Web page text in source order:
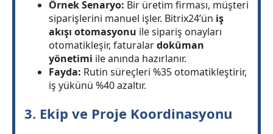
Örnek Senaryo: Bir üretim firması, müşteri
siparişlerini manuel işler. Bitrix24’ün iş
akışı otomasyonu ile sipariş onayları
otomatikleşir, faturalardoküman
yönetimi ile anında hazırlanır.
Fayda: Rutin süreçleri %35 otomatikleştirir,
iş yükünü %40 azaltır.
3. Ekip ve Proje Koordinasyonu